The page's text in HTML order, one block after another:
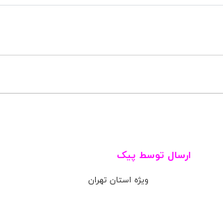
ارسال توسط پیک
ویژه استان تهران